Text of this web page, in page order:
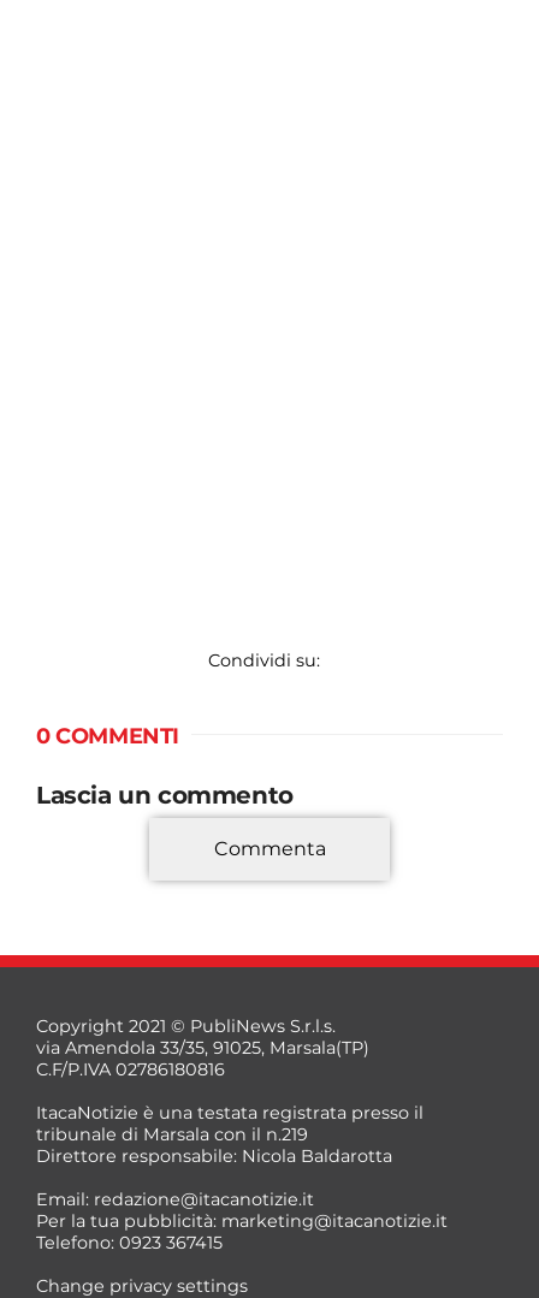
Condividi su:
0 COMMENTI
Lascia un commento
*
*
Commenta
Copyright 2021 © PubliNews S.r.l.s.
via Amendola 33/35, 91025, Marsala(TP)
C.F/P.IVA 02786180816
ItacaNotizie è una testata registrata presso il
tribunale di Marsala con il n.219
Direttore responsabile: Nicola Baldarotta
Email: redazione@itacanotizie.it
Per la tua pubblicità: marketing@itacanotizie.it
Telefono: 0923 367415
Change privacy settings